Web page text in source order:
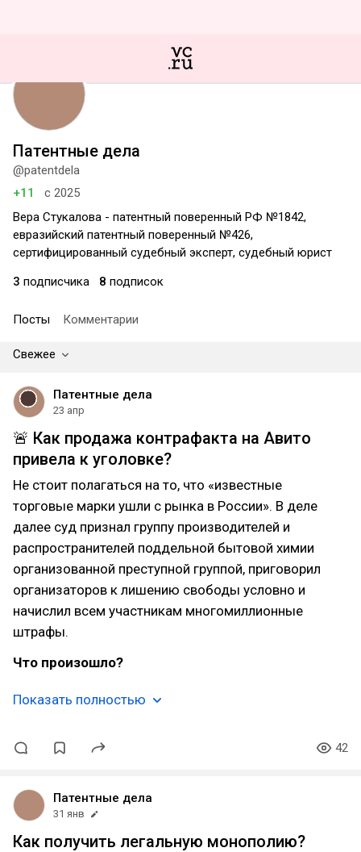
Патентные дела
@patentdela
+11
с 2025
Вера Стукалова - патентный поверенный РФ №1842,
евразийский патентный поверенный №426,
сертифицированный судебный эксперт, судебный юрист
3 подписчика 8 подписок
Посты Комментарии
Свежее
Патентные дела
23 апр
🚨 Как продажа контрафакта на Авито
привела к уголовке?
Не стоит полагаться на то, что «известные
торговые марки ушли с рынка в России». В деле
далее суд признал группу производителей и
распространителей поддельной бытовой химии
организованной преступной группой, приговорил
организаторов к лишению свободы условно и
начислил всем участникам многомиллионные
штрафы.
Что произошло?
Показать полностью
42
Патентные дела
31 янв
Как получить легальную монополию?